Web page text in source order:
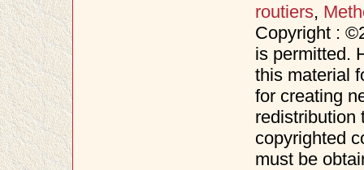
routiers,
Copyright :
is permitted.
this material
for creating
redistribution
copyrighted
must be